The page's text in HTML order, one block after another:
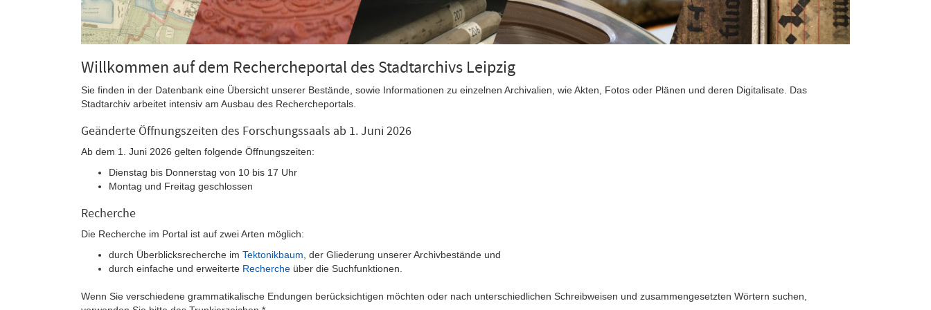
Willkommen auf dem Rechercheportal des Stadtarchivs Leipzig
Sie finden in der Datenbank eine Übersicht unserer Bestände, sowie Informationen zu einzelnen Archivalien, wie Akten, Fotos oder Plänen und deren Digitalisate. Das
Stadtarchiv arbeitet intensiv am Ausbau des Rechercheportals.
Geänderte Öffnungszeiten des Forschungssaals ab 1. Juni 2026
Ab dem 1. Juni 2026 gelten folgende Öffnungszeiten:
Dienstag bis Donnerstag von 10 bis 17 Uhr
Montag und Freitag geschlossen
Recherche
Die Recherche im Portal ist auf zwei Arten möglich:
durch Überblicksrecherche im Tektonikbaum , der Gliederung unserer Archivbestände und
durch einfache und erweiterte Recherche über die Suchfunktionen.
Wenn Sie verschiedene grammatikalische Endungen berücksichtigen möchten oder nach unterschiedlichen Schreibweisen und zusammengesetzten Wörtern suchen,